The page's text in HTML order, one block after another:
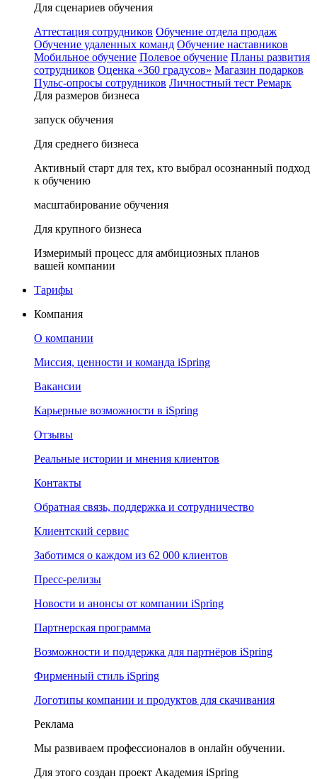
Для сценариев обучения
Аттестация сотрудников Обучение отдела продаж
Обучение удаленных команд Обучение наставников
Мобильное обучение Полевое обучение Планы развития
сотрудников Оценка «360 градусов» Магазин подарков
Пульс-опросы сотрудников Личностный тест Ремарк
Для размеров бизнеса
запуск обучения
Для среднего бизнеса
Активный старт для тех, кто выбрал осознанный подход
к обучению
масштабирование обучения
Для крупного бизнеса
Измеримый процесс для амбициозных планов
вашей компании
Тарифы
Компания
О компании
Миссия, ценности и команда iSpring
Вакансии
Карьерные возможности в iSpring
Отзывы
Реальные истории и мнения клиентов
Контакты
Обратная связь, поддержка и сотрудничество
Клиентский сервис
Заботимся о каждом из 62 000 клиентов
Пресс-релизы
Новости и анонсы от компании iSpring
Партнерская программа
Возможности и поддержка для партнёров iSpring
Фирменный стиль iSpring
Логотипы компании и продуктов для скачивания
Реклама
Мы развиваем профессионалов в онлайн обучении.
Для этого создан проект Академия iSpring